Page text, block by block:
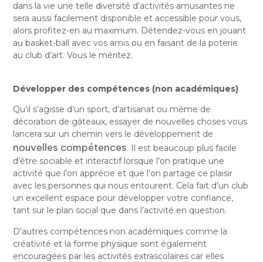
dans la vie une telle diversité d’activités amusantes ne
sera aussi facilement disponible et accessible pour vous,
alors profitez-en au maximum. Détendez-vous en jouant
au basket-ball avec vos amis ou en faisant de la poterie
au club d’art. Vous le méritez.
Développer des compétences (non académiques)
Qu’il s’agisse d’un sport, d’artisanat ou même de
décoration de gâteaux, essayer de nouvelles choses vous
lancera sur un chemin vers le développement de
nouvelles compétences. Il est beaucoup plus facile
d’être sociable et interactif lorsque l’on pratique une
activité que l’on apprécie et que l’on partage ce plaisir
avec les personnes qui nous entourent. Cela fait d’un club
un excellent espace pour développer votre confiance,
tant sur le plan social que dans l’activité en question.
D’autres compétences non académiques comme la
créativité et la forme physique sont également
encouragées par les activités extrascolaires car elles